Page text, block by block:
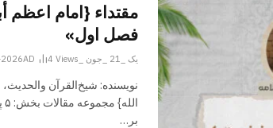
فصل اول»
یک _21 _جون _2026AH 21-6-2026AD 4Views
نویسنده: شیخ‌القرآن
بر…